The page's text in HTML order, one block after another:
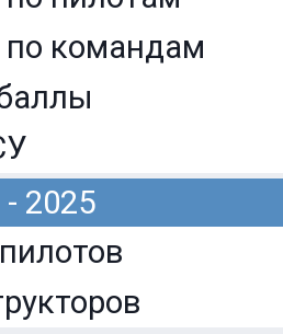
по командам
2025